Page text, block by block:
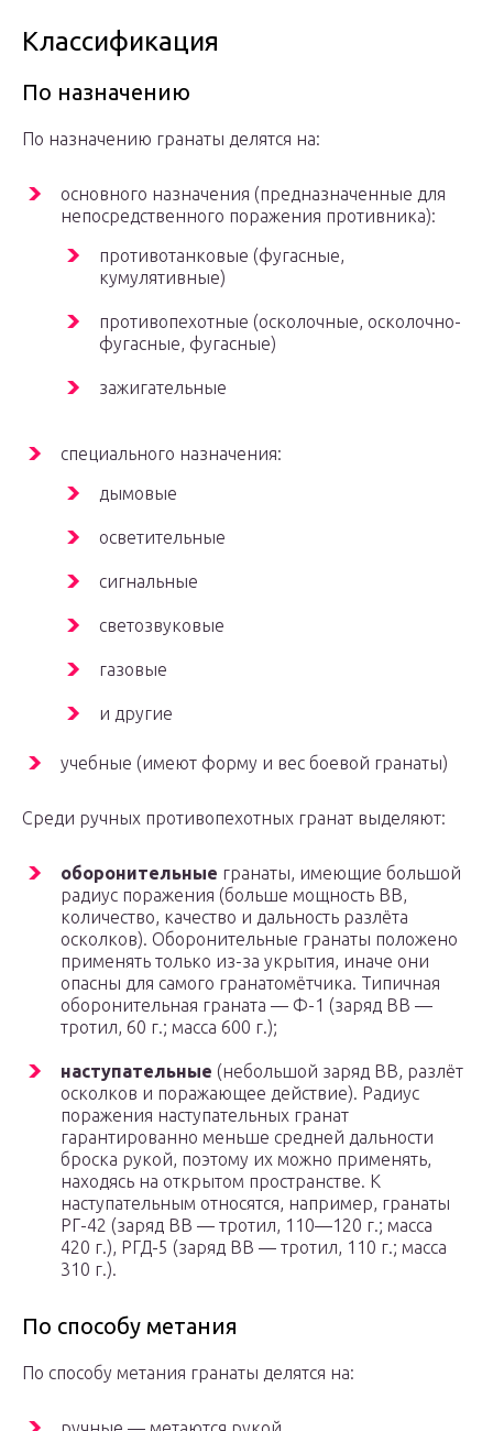
Классификация
По назначению
По назначению гранаты делятся на:
основного назначения (предназначенные для
непосредственного поражения противника):
противотанковые (фугасные,
кумулятивные)
противопехотные (осколочные, осколочно-
фугасные, фугасные)
зажигательные
специального назначения:
дымовые
осветительные
сигнальные
светозвуковые
газовые
и другие
учебные (имеют форму и вес боевой гранаты)
Среди ручных противопехотных гранат выделяют:
оборонительные гранаты, имеющие большой
радиус поражения (больше мощность ВВ,
количество, качество и дальность разлёта
осколков). Оборонительные гранаты положено
применять только из-за укрытия, иначе они
опасны для самого гранатомётчика. Типичная
оборонительная граната — Ф-1 (заряд ВВ —
тротил, 60 г.; масса 600 г.);
наступательные (небольшой заряд ВВ, разлёт
осколков и поражающее действие). Радиус
поражения наступательных гранат
гарантированно меньше средней дальности
броска рукой, поэтому их можно применять,
находясь на открытом пространстве. К
наступательным относятся, например, гранаты
РГ-42 (заряд ВВ — тротил, 110—120 г.; масса
420 г.), РГД-5 (заряд ВВ — тротил, 110 г.; масса
310 г.).
По способу метания
По способу метания гранаты делятся на: